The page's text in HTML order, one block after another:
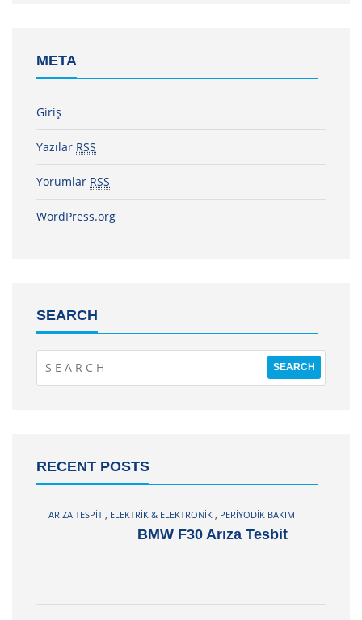
META
Giriş
Yazılar RSS
Yorumlar RSS
WordPress.org
SEARCH
RECENT POSTS
ARIZA TESPIT , ELEKTRIK & ELEKTRONIK , PERIYODIK BAKIM
BMW F30 Arıza Tesbit